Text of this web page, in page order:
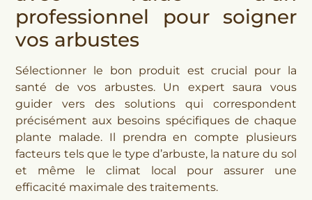
professionnel pour soigner
vos arbustes
Sélectionner le bon produit est crucial pour la
santé de vos arbustes. Un expert saura vous
guider vers des solutions qui correspondent
précisément aux besoins spécifiques de chaque
plante malade. Il prendra en compte plusieurs
facteurs tels que le type d’arbuste, la nature du sol
et même le climat local pour assurer une
efficacité maximale des traitements.